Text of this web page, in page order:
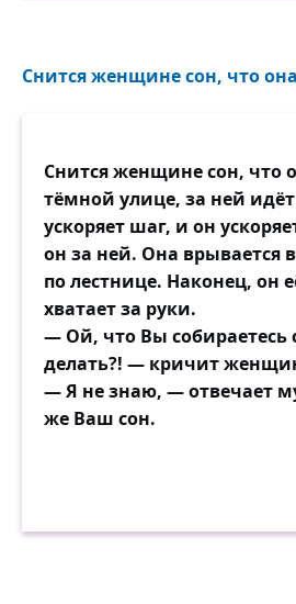
Снится женщине сон, что
Снится женщине сон, что
тёмной улице, за ней
ускоряет шаг, и он
он за ней. Она врывается
по лестнице. Наконец, он
хватает за руки.
— Ой, что Вы собираетесь
делать?! — кричит
— Я не знаю, — отвечает
же Ваш сон.